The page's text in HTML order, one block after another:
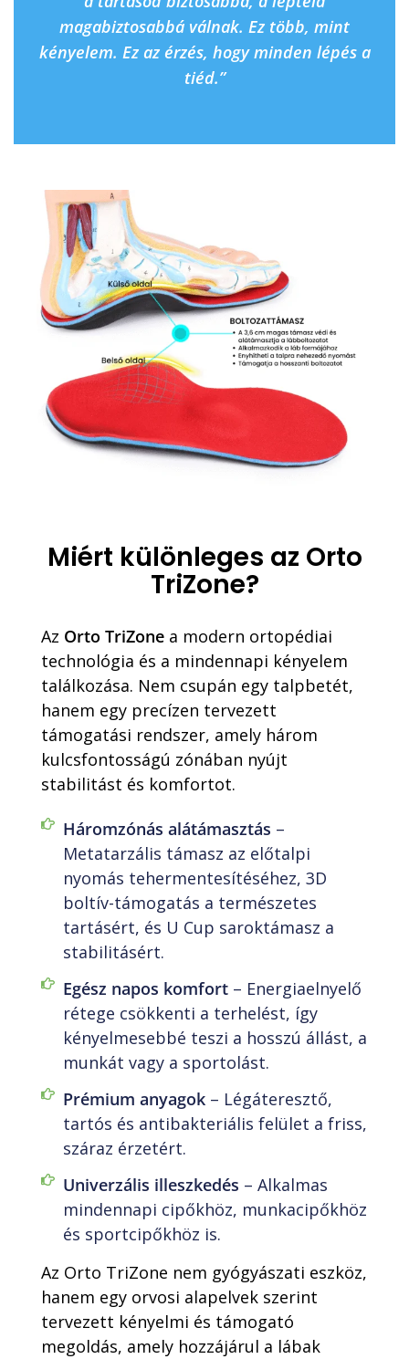
magabiztosabbá válnak. Ez több, mint
kényelem. Ez az érzés, hogy minden lépés a
tiéd.”
Miért különleges az Orto
TriZone?
Az Orto TriZone a modern ortopédiai
technológia és a mindennapi kényelem
találkozása. Nem csupán egy talpbetét,
hanem egy precízen tervezett
támogatási rendszer, amely három
kulcsfontosságú zónában nyújt
stabilitást és komfortot.
Háromzónás alátámasztás –
Metatarzális támasz az előtalpi
nyomás tehermentesítéséhez, 3D
boltív-támogatás a természetes
tartásért, és U Cup saroktámasz a
stabilitásért.
Egész napos komfort– Energiaelnyelő
rétege csökkenti a terhelést, így
kényelmesebbé teszi a hosszú állást, a
munkát vagy a sportolást.
Prémium anyagok– Légáteresztő,
tartós és antibakteriális felület a friss,
száraz érzetért.
Univerzális illeszkedés – Alkalmas
mindennapi cipőkhöz, munkacipőkhöz
és sportcipőkhöz is.
Az Orto TriZone nem gyógyászati eszköz,
hanem egy orvosi alapelvek szerint
tervezett kényelmi és támogató
megoldás, amely hozzájárul a lábak